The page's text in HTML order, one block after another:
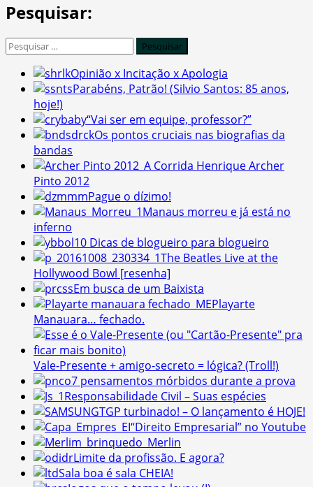
Pesquisar:
Pesquisar
Opinião x Incitação x Apologia
Parabéns, Patrão! (Silvio Santos: 85 anos,
hoje!)
“Vai ser em equipe, professor?”
Os pontos cruciais nas biografias da
bandas
A Corrida Henrique Archer
Pinto 2012
Pague o dízimo!
Manaus morreu e já está no
inferno
10 Dicas de blogueiro para blogueiro
The Beatles Live at the
Hollywood Bowl [resenha]
Em busca de um Baixista
Playarte
Manauara… fechado.
Vale-Presente + amigo-secreto = lógica? (Troll!)
7 pensamentos mórbidos durante a prova
Responsabilidade Civil – Suas espécies
TGP turbinado! – O lançamento é HOJE!
“Direito Empresarial” no Youtube
Merlin
Limite da profissão. E agora?
Sala boa é sala CHEIA!